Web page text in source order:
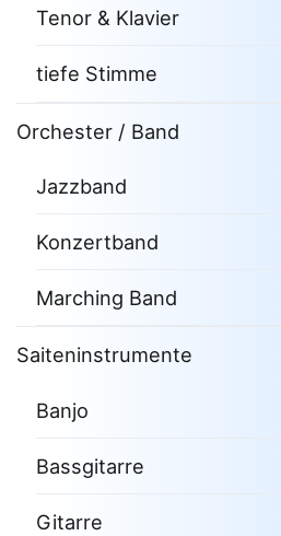
Tenor & Klavier
tiefe Stimme
Orchester / Band
Jazzband
Konzertband
Marching Band
Saiteninstrumente
Banjo
Bassgitarre
Gitarre